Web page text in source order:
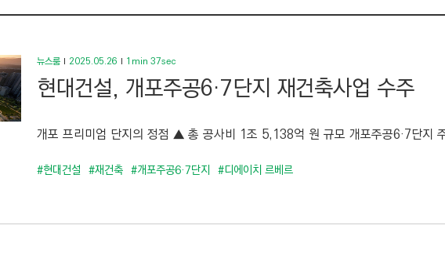
뉴스룸 2025.05.26 1min 37sec
현대건설, 개포주공6·7단지 재건축사업 수주
개포 프리미엄 단지의 정점 ▲ 총 공사비 1조 5,138억 원 규모 개포주공6·7단지
#현대건설 #재건축 #개포주공6·7단지 #디에이치 르베르